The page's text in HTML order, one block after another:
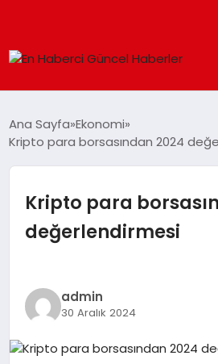
SPOR
SAĞLIK
TEKNOLOJI
DÜNYA
Ana Sayfa Ekonomi
Kripto para borsasından 2024
Kripto para
değerlendirmesi
admin
30 Aralık 2024